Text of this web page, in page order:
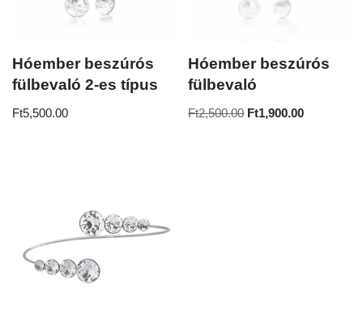
Hóember beszúrós
fülbevaló 2-es típus
Ft5,500.00
Hóember beszúrós
fülbevaló
Ft2,500.00 Ft1,900.00